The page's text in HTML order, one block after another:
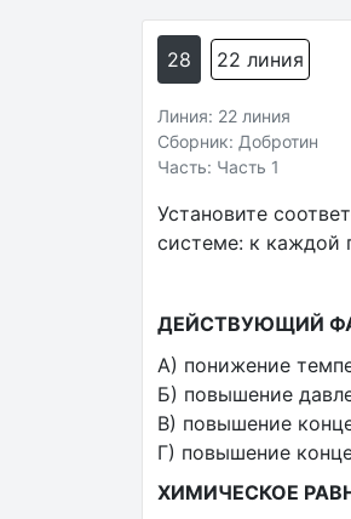
28 22 линия
Линия: 22 линия
Сборник: Добротин
Часть: Часть 1
Установите
системе: к каждой
ДЕЙСТВУЮЩИЙ
А) понижение
Б) повышение
В) повышение
Г) повышение
ХИМИЧЕСКОЕ